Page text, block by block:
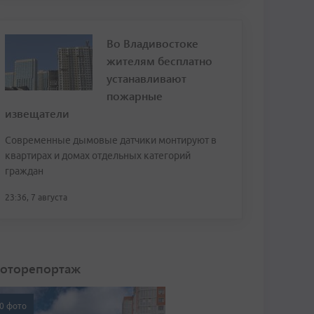
Во Владивостоке
жителям бесплатно
устанавливают
пожарные
извещатели
Современные дымовые датчики монтируют в
квартирах и домах отдельных категорий
граждан
23:36, 7 августа
фото